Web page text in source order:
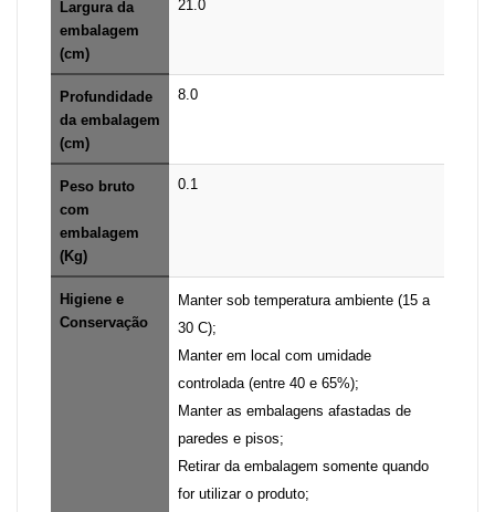
Largura da
embalagem
(cm)
21.0
Profundidade
da embalagem
(cm)
8.0
Peso bruto
com
embalagem
(Kg)
0.1
Higiene e
Conservação
Manter sob temperatura ambiente (15 a
30 C);
Manter em local com umidade
controlada (entre 40 e 65%);
Manter as embalagens afastadas de
paredes e pisos;
Retirar da embalagem somente quando
for utilizar o produto;